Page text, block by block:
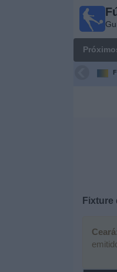
Fixture
Ceará: